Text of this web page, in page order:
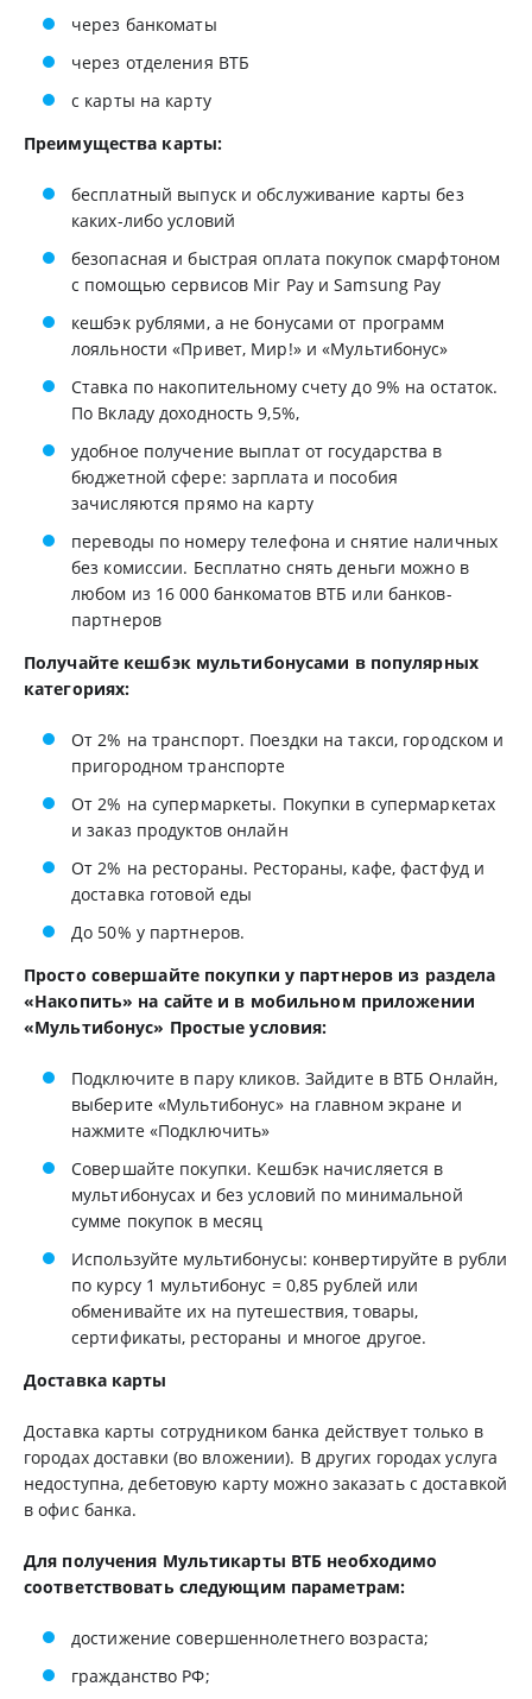
через банкоматы
через отделения ВТБ
с карты на карту
Преимущества карты:
бесплатный выпуск и обслуживание карты без
каких-либо условий
безопасная и быстрая оплата покупок смарфтоном
с помощью сервисов Mir Pay и Samsung Pay
кешбэк рублями, а не бонусами от программ
лояльности «Привет, Мир!» и «Мультибонус»
Ставка по накопительному счету до 9% на остаток.
По Вкладу доходность 9,5%,
удобное получение выплат от государства в
бюджетной сфере: зарплата и пособия
зачисляются прямо на карту
переводы по номеру телефона и снятие наличных
без комиссии. Бесплатно снять деньги можно в
любом из 16 000 банкоматов ВТБ или банков-
партнеров
Получайте кешбэк мультибонусами в популярных
категориях:
От 2% на транспорт. Поездки на такси, городском и
пригородном транспорте
От 2% на супермаркеты. Покупки в супермаркетах
и заказ продуктов онлайн
От 2% на рестораны. Рестораны, кафе, фастфуд и
доставка готовой еды
До 50% у партнеров.
Просто совершайте покупки у партнеров из раздела
«Накопить» на сайте и в мобильном приложении
«Мультибонус» Простые условия:
Подключите в пару кликов. Зайдите в ВТБ Онлайн,
выберите «Мультибонус» на главном экране и
нажмите «Подключить»
Совершайте покупки. Кешбэк начисляется в
мультибонусах и без условий по минимальной
сумме покупок в месяц
Используйте мультибонусы: конвертируйте в рубли
по курсу 1 мультибонус = 0,85 рублей или
обменивайте их на путешествия, товары,
сертификаты, рестораны и многое другое.
Доставка карты
Доставка карты сотрудником банка действует только в
городах доставки (во вложении). В других городах услуга
недоступна, дебетовую карту можно заказать с доставкой
в офис банка.
Для получения Мультикарты ВТБ необходимо
соответствовать следующим параметрам:
достижение совершеннолетнего возраста;
гражданство РФ;